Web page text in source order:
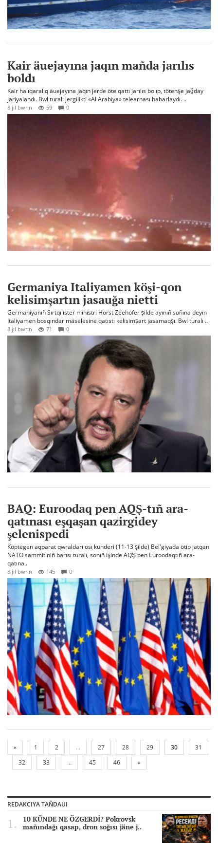
Kair äuejayına jaqın mañda jarılıs
boldı
Kair halıqaralıq äuejayına jaqın jerde öte qattı jarılıs bolıp, tötenşe jağday
jariyalandı. Bwl turalı jergilikti «Al Arabiya» telearnası habarlaydı. ..
8 jıl bwrın 59 0
Germaniya Italiyamen köşi-qon
kelisimşartın jasauğa nietti
Germaniyanıñ Sırtqı ister ministri Horst Zeehofer şilde ayınıñ soñına deyin
Italiyamen bosqındar mäselesine qatıstı kelisimşart jasamaqşı. Bwl turalı ..
8 jıl bwrın 71 0
BAQ: Euroodaq pen AQŞ-tıñ ara-
qatınası eşqaşan qazirgidey
şelenispedi
Köptegen aqparat qwraldarı osı künderi (11-13 şilde) Bel'giyada ötip jatqan
NATO sammitiniñ barısı turalı, sonıñ işinde AQŞ pen Euroodaqtıñ ara-
qatına..
8 jıl bwrın 145 0
« 1 2 ... 27 28 29 30
31
32
33 ... 45 46 »
REDAKCIYA TAÑDAUI
10 KÜNDE NE ÖZGERDİ? Pokrovsk
mañındağı qasap, dron soğısı jäne j..